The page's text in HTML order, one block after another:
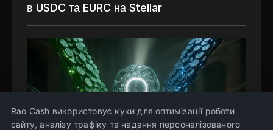
в USDC та EURC на Stellar
Rao Cash використовує куки для оптимізації роботи
сайту, аналізу трафіку та надання персоналізованого